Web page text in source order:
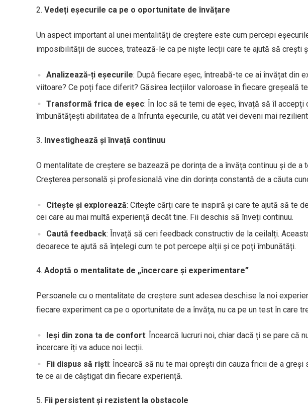
Vedeți eșecurile ca pe o oportunitate de învățare
Un aspect important al unei mentalități de creștere este cum percepi
imposibilității de succes, tratează-le ca pe niște lecții care te ajută să crești
Analizează-ți eșecurile: După fiecare eșec, întreabă-te ce ai învățat din
viitoare? Ce poți face diferit? Găsirea lecțiilor valoroase în fiecare greșeală
Transformă frica de eșec: În loc să te temi de eșec, învață să îl accepți
îmbunătățești abilitatea de a înfrunta eșecurile, cu atât vei deveni mai
Investighează și învață continuu
O mentalitate de creștere se bazează pe dorința de a învăța continuu și de a
Creșterea personală și profesională vine din dorința constantă de a căuta
Citește și explorează: Citește cărți care te inspiră și care te ajută să te
cei care au mai multă experiență decât tine. Fii deschis să înveți continuu.
Caută feedback: Învață să ceri feedback constructiv de la ceilalți.
deoarece te ajută să înțelegi cum te pot percepe alții și ce poți îmbunătăți.
Adoptă o mentalitate de „încercare și experimentare”
Persoanele cu o mentalitate de creștere sunt adesea deschise la noi
fiecare experiment ca pe o oportunitate de a învăța, nu ca pe un test în care
Ieși din zona ta de confort: Încearcă lucruri noi, chiar dacă ți se pare că
încercare îți va aduce noi lecții.
Fii dispus să riști: Încearcă să nu te mai oprești din cauza fricii de a greși
te ce ai de câștigat din fiecare experiență.
Fii persistent și rezistent la obstacole